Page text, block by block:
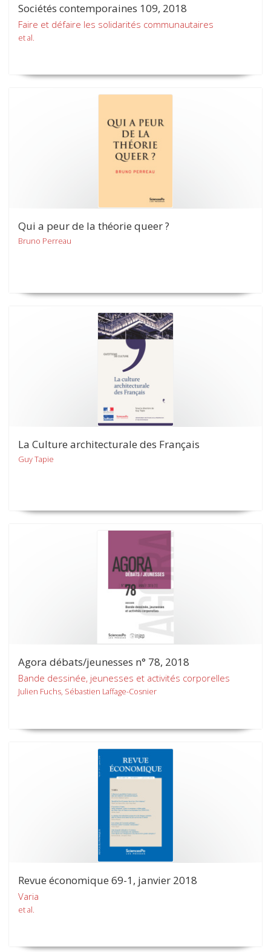
Sociétés contemporaines 109, 2018
Faire et défaire les solidarités communautaires
et al.
Qui a peur de la théorie queer ?
Bruno Perreau
La Culture architecturale des Français
Guy Tapie
Agora débats/jeunesses n° 78, 2018
Bande dessinée, jeunesses et activités corporelles
Julien Fuchs, Sébastien Laffage-Cosnier
Revue économique 69-1, janvier 2018
Varia
et al.